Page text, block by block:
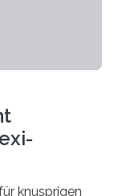
knusprigen